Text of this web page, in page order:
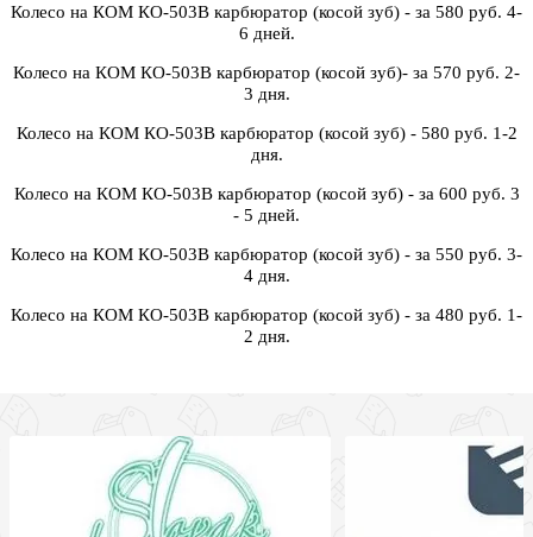
Колесо на КОМ КО-503В карбюратор (косой зуб) - за 580 руб. 4-
6 дней.
Колесо на КОМ КО-503В карбюратор (косой зуб)- за 570 руб. 2-
3 дня.
Колесо на КОМ КО-503В карбюратор (косой зуб) - 580 руб. 1-2
дня.
Колесо на КОМ КО-503В карбюратор (косой зуб) - за 600 руб. 3
- 5 дней.
Колесо на КОМ КО-503В карбюратор (косой зуб) - за 550 руб. 3-
4 дня.
Колесо на КОМ КО-503В карбюратор (косой зуб) - за 480 руб. 1-
2 дня.